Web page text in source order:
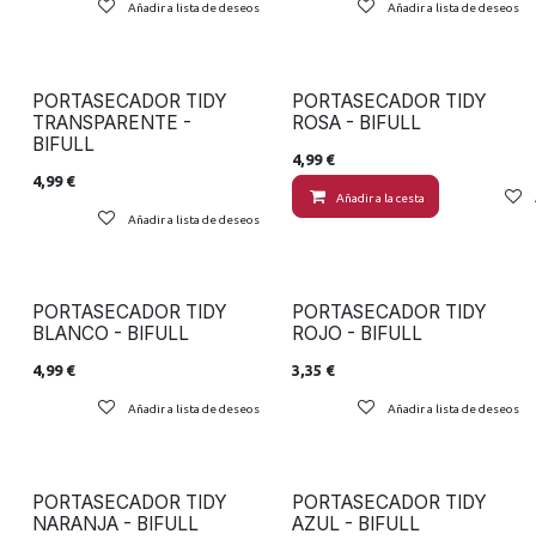
Añadir a lista de deseos Añadir a lista de deseos
PORTASECADOR TIDY
TRANSPARENTE -
BIFULL
4,99€
Añadir a lista de deseos
PORTASECADOR TIDY
ROSA - BIFULL
4,99€
Añadir a la cesta
PORTASECADOR TIDY
BLANCO - BIFULL
4,99€
Añadir a lista de deseos
PORTASECADOR TIDY
ROJO - BIFULL
3,35 €
Añadir a lista de deseos
PORTASECADOR TIDY
NARANJA - BIFULL
PORTASECADOR TIDY
AZUL - BIFULL